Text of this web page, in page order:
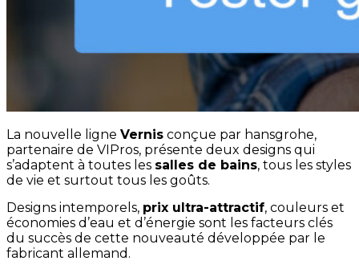
La nouvelle ligne Vernis conçue par hansgrohe,
partenaire de VIPros, présente deux designs qui
s’adaptent à toutes les salles de bains, tous les styles
de vie et surtout tous les goûts.
Designs intemporels, prix ultra-attractif, couleurs et
économies d’eau et d’énergie sont les facteurs clés
du succès de cette nouveauté développée par le
fabricant allemand.